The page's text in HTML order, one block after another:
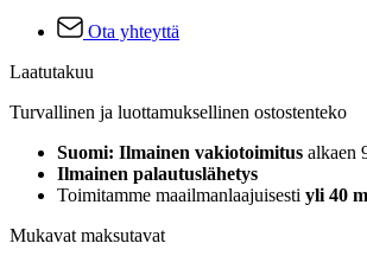
Ota yhteyttä
Laatutakuu
Turvallinen ja luottamuksellinen ostostenteko
Suomi: Ilmainen vakiotoimitus alkaen
Ilmainen palautuslähetys
Toimitamme maailmanlaajuisesti yli 40
Mukavat maksutavat